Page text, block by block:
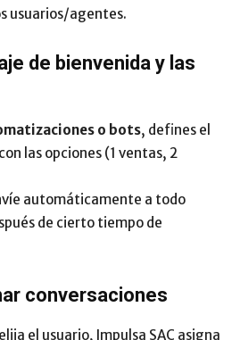
usuarios/agentes.
de bienvenida y las
o bots, defines el
las opciones (1 ventas, 2
automáticamente a todo
de cierto tiempo de
conversaciones
el usuario, Impulsa SAC asigna